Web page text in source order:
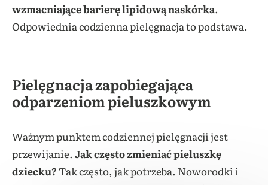
wzmacniające barierę lipidową naskórka.
Odpowiednia codzienna pielęgnacja to podstawa.
Pielęgnacja zapobiegająca
odparzeniom pieluszkowym
Ważnym punktem codziennej pielęgnacji jest
przewijanie. Jak często zmieniać pieluszkę
dziecku?Tak często, jak potrzeba. Noworodki i